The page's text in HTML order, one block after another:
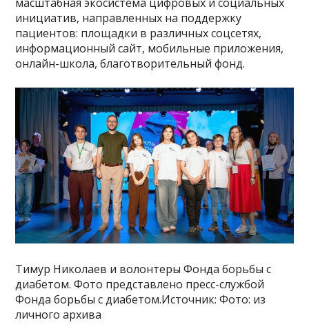
инициатив, направленных на поддержку
пациентов: площадки в различных соцсетях,
информационный сайт, мобильные приложения,
онлайн-школа, благотворительный фонд.
Тимур Николаев и волонтеры Фонда борьбы с
диабетом. Фото представлено пресс-службой
Фонда борьбы с диабетом.Источник: Фото: из
личного архива